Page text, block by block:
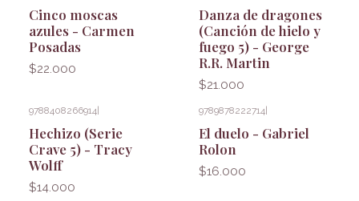
Cinco moscas
azules - Carmen
Posadas
$22.000
Danza de dragones
(Canción de hielo y
fuego 5) - George
R.R. Martin
$21.000
9788408266914
Hechizo (Serie
Crave 5) - Tracy
Wolff
$14.000
9789878222714
El duelo - Gabriel
Rolon
$16.000